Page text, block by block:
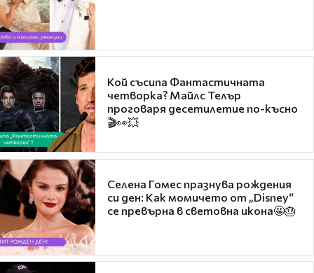
Кой съсипа Фантастичната
четворка? Майлс Телър
проговаря десетилетие по-късно
🎬👀💥
Селена Гомес празнува рождения
си ден: Как момичето от „Disney“
се превърна в световна икона🤩🎂